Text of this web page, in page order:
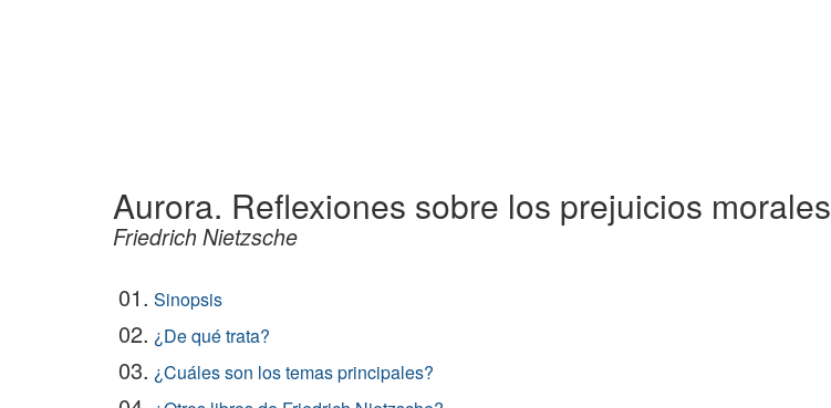
Aurora. Reflexiones sobre los prejuicios morales
Friedrich Nietzsche
01. Sinopsis
02. ¿De qué trata?
03. ¿Cuáles son los temas principales?